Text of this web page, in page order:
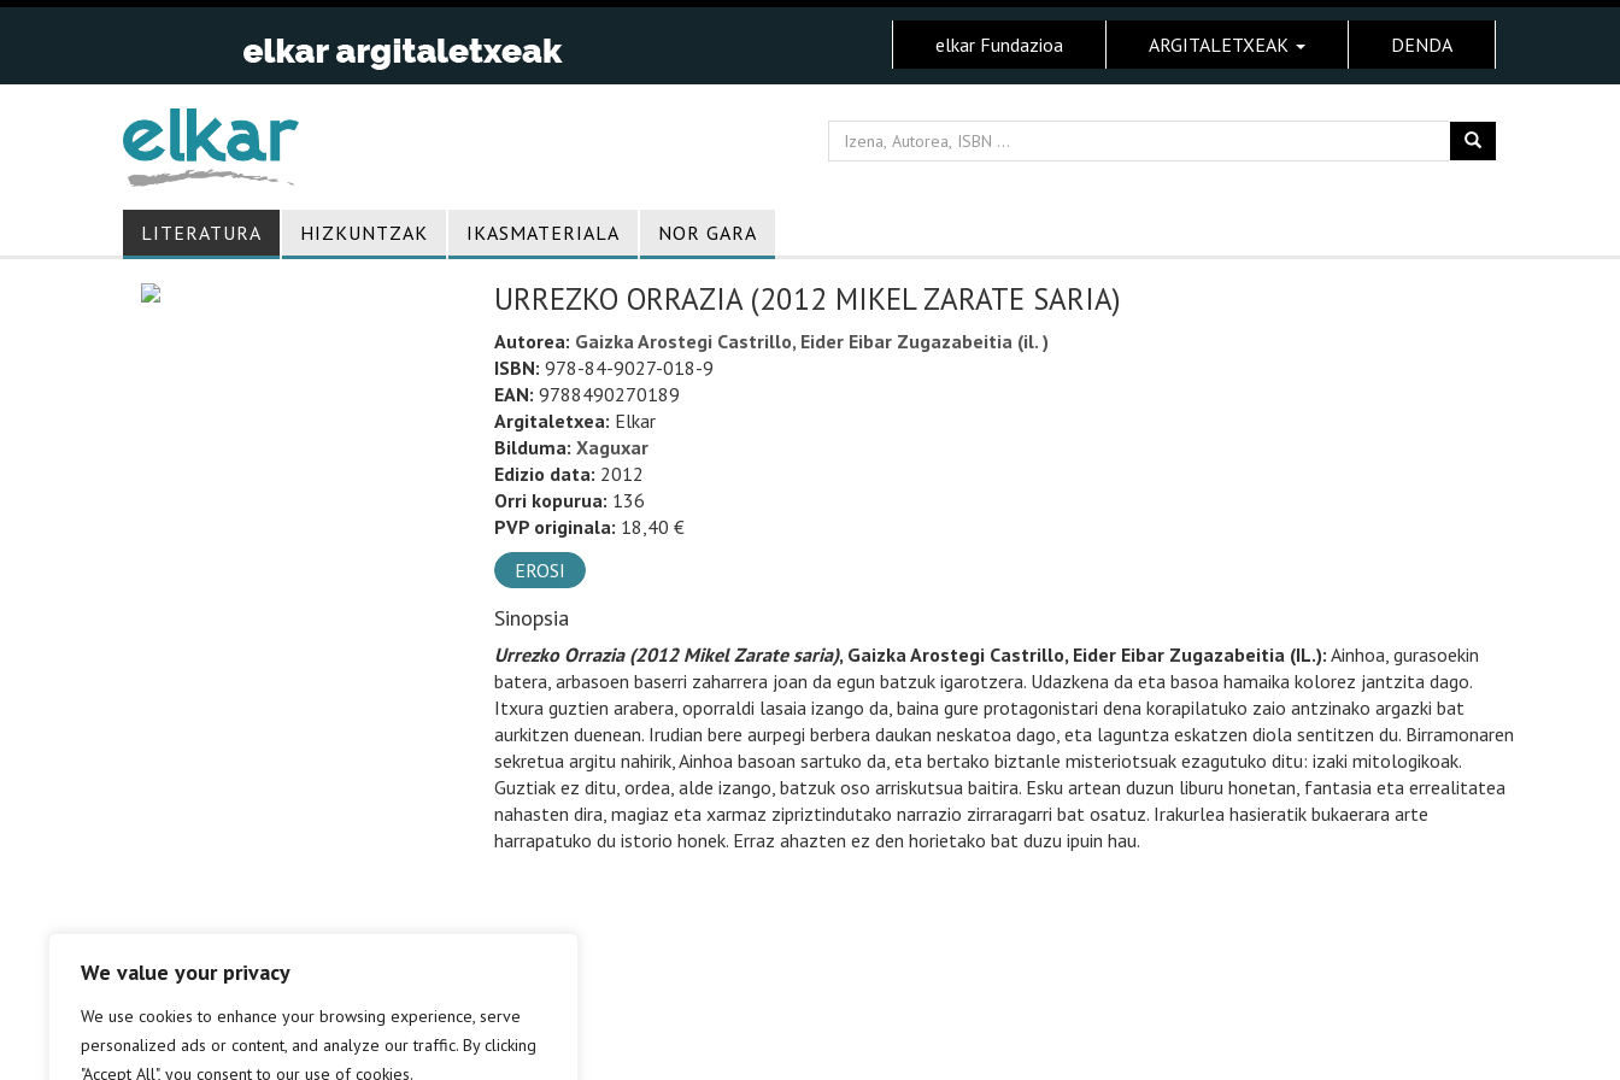
We value your privacy
We use cookies to enhance your browsing experience, serve
personalized ads or content, and analyze our traffic. By clicking
"Accept All", you consent to our use of cookies.
elkar Fundazioa ARGITALETXEAK DENDA
LITERATURA HIZKUNTZAK IKASMATERIALA NOR GARA
URREZKO ORRAZIA (2012 MIKEL ZARATE SARIA)
Autorea: Gaizka Arostegi Castrillo, Eider Eibar Zugazabeitia (il. )
ISBN: 978-84-9027-018-9
EAN: 9788490270189
Argitaletxea: Elkar
Bilduma: Xaguxar
Edizio data: 2012
Orri kopurua: 136
PVP originala: 18,40 €
EROSI
Sinopsia
Urrezko Orrazia (2012 Mikel Zarate saria), Gaizka Arostegi Castrillo, Eider Eibar Zugazabeitia (IL.): Ainhoa, gurasoekin
batera, arbasoen baserri zaharrera joan da egun batzuk igarotzera. Udazkena da eta basoa hamaika kolorez jantzita dago.
Itxura guztien arabera, oporraldi lasaia izango da, baina gure protagonistari dena korapilatuko zaio antzinako argazki bat
aurkitzen duenean. Irudian bere aurpegi berbera daukan neskatoa dago, eta laguntza eskatzen diola sentitzen du. Birramonaren
sekretua argitu nahirik, Ainhoa basoan sartuko da, eta bertako biztanle misteriotsuak ezagutuko ditu: izaki mitologikoak.
Guztiak ez ditu, ordea, alde izango, batzuk oso arriskutsua baitira. Esku artean duzun liburu honetan, fantasia eta errealitatea
nahasten dira, magiaz eta xarmaz zipriztindutako narrazio zirraragarri bat osatuz. Irakurlea hasieratik bukaerara arte
harrapatuko du istorio honek. Erraz ahazten ez den horietako bat duzu ipuin hau.